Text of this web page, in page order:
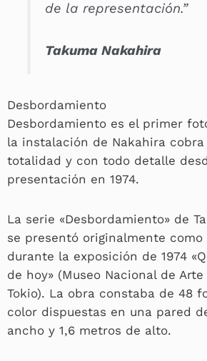
de la representación.”
Takuma Nakahira
Desbordamiento
Desbordamiento es el primer
la instalación de Nakahira
totalidad y con todo detalle
presentación en 1974.
La serie «Desbordamiento» de
se presentó originalmente
durante la exposición de 1974
de hoy» (Museo Nacional de
Tokio). La obra constaba de 48
color dispuestas en una pared
ancho y 1,6 metros de alto.